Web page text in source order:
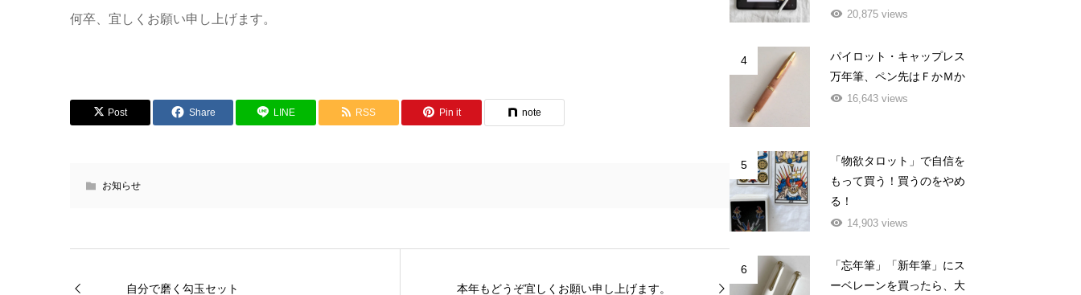
何卒、宜しくお願い申し上げます。
Post Share LINE RSS Pin it note
お知らせ
自分で磨く勾玉セット 本年もどうぞ宜しくお願い申し上げます。
20,875 views
4
パイロット・キャップレス
万年筆、ペン先はＦかＭか
16,643 views
5
「物欲タロット」で自信を
もって買う！買うのをやめ
る！
14,903 views
6
「忘年筆」「新年筆」にス
ーベレーンを買ったら、大